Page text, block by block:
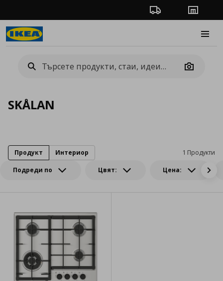
Проследяване на
Camera
SKÅLAN
Подреди по Цвят: Цена:
1 Продукти
Продукт Интериор